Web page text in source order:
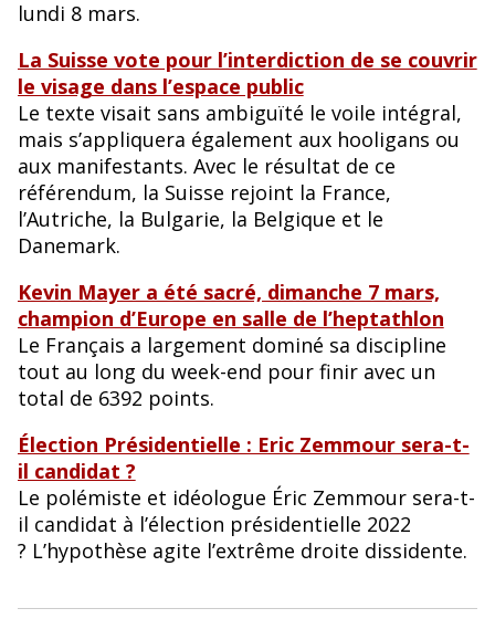
lundi 8 mars.
La Suisse vote pour l’interdiction de se couvrir
le visage dans l’espace public
Le texte visait sans ambiguïté le voile intégral,
mais s’appliquera également aux hooligans ou
aux manifestants. Avec le résultat de ce
référendum, la Suisse rejoint la France,
l’Autriche, la Bulgarie, la Belgique et le
Danemark.
Kevin Mayer a été sacré, dimanche 7 mars,
champion d’Europe en salle de l’heptathlon
Le Français a largement dominé sa discipline
tout au long du week-end pour finir avec un
total de 6392 points.
Élection Présidentielle : Eric Zemmour sera-t-
il candidat ?
Le polémiste et idéologue Éric Zemmour sera-t-
il candidat à l’élection présidentielle 2022
? L’hypothèse agite l’extrême droite dissidente.